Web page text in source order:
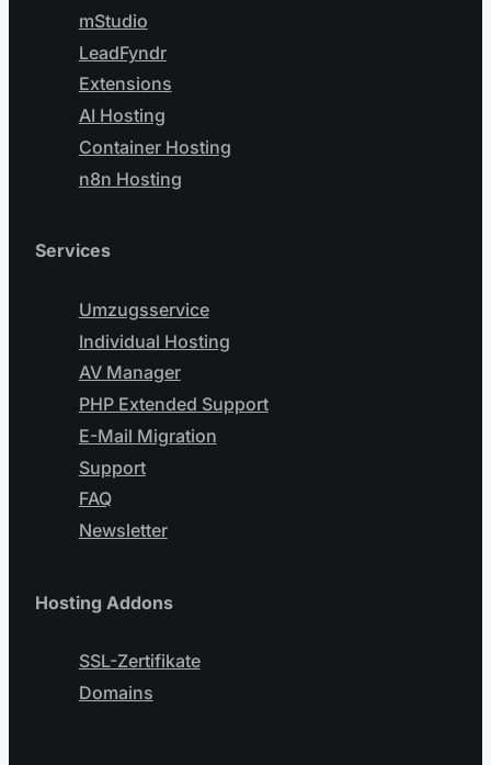
mStudio
LeadFyndr
Extensions
AI Hosting
Container Hosting
n8n Hosting
Services
Umzugsservice
Individual Hosting
AV Manager
PHP Extended Support
E-Mail Migration
Support
FAQ
Newsletter
Hosting Addons
SSL-Zertifikate
Domains